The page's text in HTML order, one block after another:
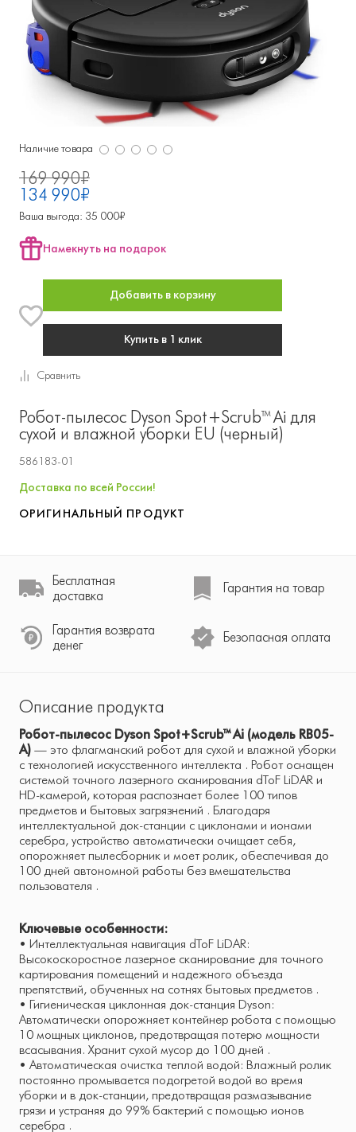
Робот-пылесос Dyson Spot+Scrub™ Ai для
сухой и влажной уборки EU (черный)
586183-01
Доставка по всей России!
ОРИГИНАЛЬНЫЙ ПРОДУКТ
Наличие товара
169 990₽
134 990₽
Ваша выгода: 35 000₽
Намекнуть на подарок
Добавить в корзину
Купить в 1 клик
Cравнить
Бесплатная
доставка
Гарантия на товар
Гарантия возврата
денег
Безопасная оплата
Описание продукта
Робот-пылесос Dyson Spot+Scrub™ Ai (модель RB05-
A) — это флагманский робот для сухой и влажной уборки
с технологией искусственного интеллекта . Робот оснащен
системой точного лазерного сканирования dToF LiDAR и
HD-камерой, которая распознает более 100 типов
предметов и бытовых загрязнений . Благодаря
интеллектуальной док-станции с циклонами и ионами
серебра, устройство автоматически очищает себя,
опорожняет пылесборник и моет ролик, обеспечивая до
100 дней автономной работы без вмешательства
пользователя .
Ключевые особенности:
• Интеллектуальная навигация dToF LiDAR:
Высокоскоростное лазерное сканирование для точного
картирования помещений и надежного объезда
препятствий, обученных на сотнях бытовых предметов .
• Гигиеническая циклонная док-станция Dyson:
Автоматически опорожняет контейнер робота с помощью
10 мощных циклонов, предотвращая потерю мощности
всасывания. Хранит сухой мусор до 100 дней .
• Автоматическая очистка теплой водой: Влажный ролик
постоянно промывается подогретой водой во время
уборки и в док-станции, предотвращая размазывание
грязи и устраняя до 99% бактерий с помощью ионов
серебра .